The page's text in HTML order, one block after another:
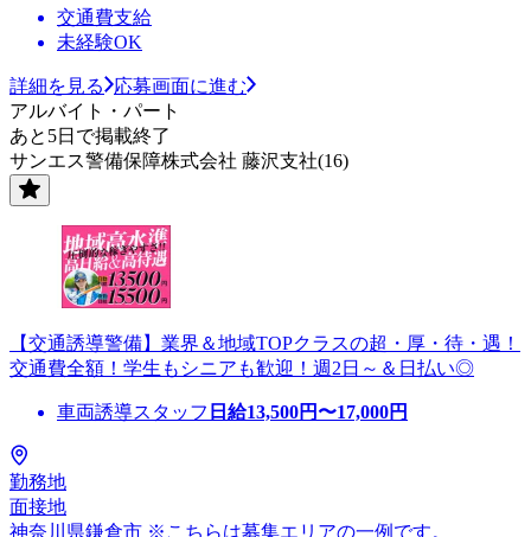
交通費支給
未経験OK
詳細を見る
応募画面に進む
アルバイト・パート
あと5日で掲載終了
サンエス警備保障株式会社 藤沢支社(16)
【交通誘導警備】業界＆地域TOPクラスの超・厚・待・遇！
交通費全額！学生もシニアも歓迎！週2日～＆日払い◎
車両誘導スタッフ 日給13,500円〜17,000円
勤務地
面接地
神奈川県鎌倉市 ※こちらは募集エリアの一例です。